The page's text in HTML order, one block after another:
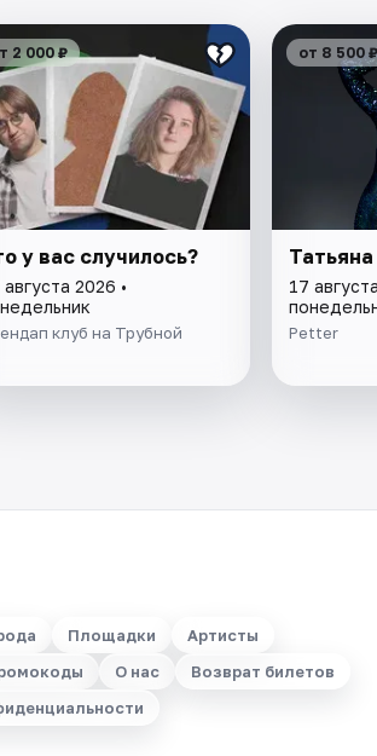
2 000 ₽
у вас случилось?
августа 2026 •
клуб на Трубной
от 8 500 ₽
17
Petter
Площадки
Артисты
О нас
Возврат билетов